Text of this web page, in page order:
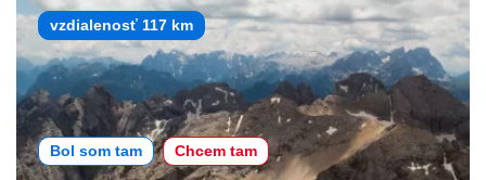
vzdialenosť 117 km
Bol som tam Chcem tam